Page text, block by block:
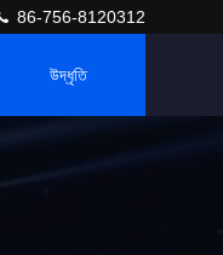
86-756-8120312
উদ্ধৃতি